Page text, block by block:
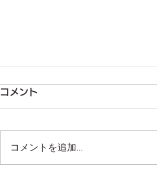
6月の行事予定を掲載しまし
た。詳細は【イベントカレン
ダー】にてご確認ください。
す。詳細はイベントカレンダーに
てご確認ください。
コメント
コメントを追加…